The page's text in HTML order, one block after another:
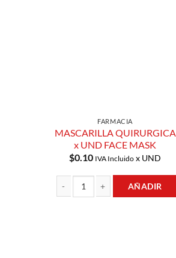
FARMACIA
MASCARILLA QUIRURGICA
x UND FACE MASK
$0.10 IVA Incluido x UND
AÑADIR